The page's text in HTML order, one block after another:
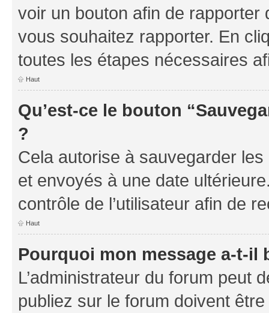
voir un bouton afin de
vous souhaitez rapporter. En
toutes les étapes nécessaires
Haut
Qu’est-ce le bouton
?
Cela autorise à sauvegarder
et envoyés à une date
contrôle de l’utilisateur afin de
Haut
Pourquoi mon message a-t-il
L’administrateur du forum peut
publiez sur le forum doivent